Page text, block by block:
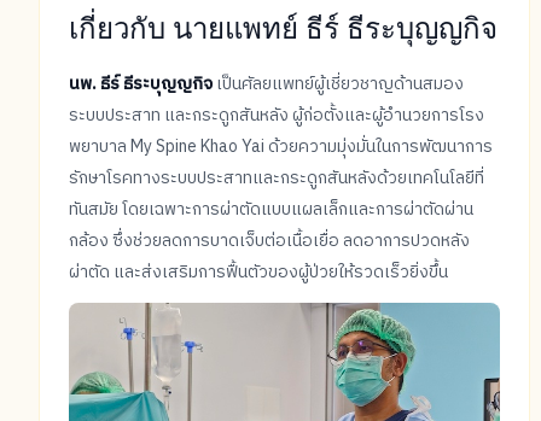
เกี่ยวกับ นายแพทย์ ธีร์ ธีระบุญญกิจ
นพ. ธีร์ ธีระบุญญกิจเป็นศัลยแพทย์ผู้เชี่ยวชาญด้านสมอง
ระบบประสาท และกระดูกสันหลัง ผู้ก่อตั้งและผู้อำนวยการโรง
พยาบาล My Spine Khao Yai ด้วยความมุ่งมั่นในการพัฒนาการ
รักษาโรคทางระบบประสาทและกระดูกสันหลังด้วยเทคโนโลยีที่
ทันสมัย โดยเฉพาะการผ่าตัดแบบแผลเล็กและการผ่าตัดผ่าน
กล้อง ซึ่งช่วยลดการบาดเจ็บต่อเนื้อเยื่อ ลดอาการปวดหลัง
ผ่าตัด และส่งเสริมการฟื้นตัวของผู้ป่วยให้รวดเร็วยิ่งขึ้น